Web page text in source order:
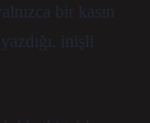
bir kasın
inişli